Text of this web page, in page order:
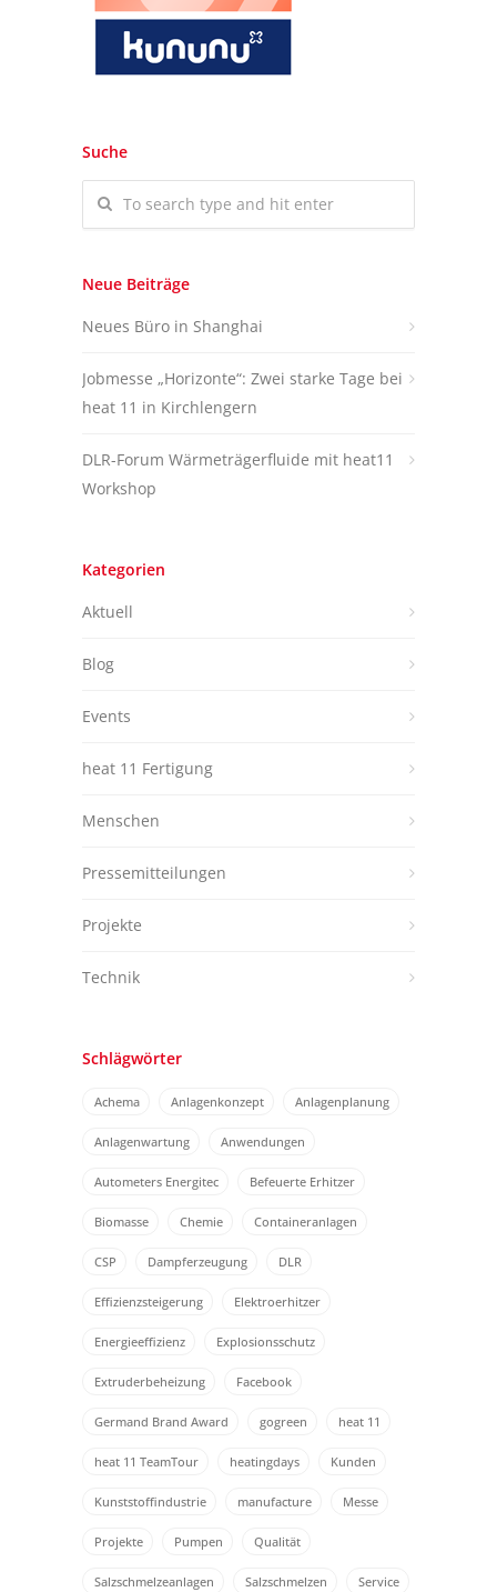
Suche
Neue Beiträge
Neues Büro in Shanghai
Jobmesse „Horizonte“: Zwei starke Tage bei
heat 11 in Kirchlengern
DLR-Forum Wärmeträgerfluide mit heat11
Workshop
Kategorien
Aktuell
Blog
Events
heat 11 Fertigung
Menschen
Pressemitteilungen
Projekte
Technik
Schlägwörter
Achema Anlagenkonzept Anlagenplanung
Anlagenwartung Anwendungen
Autometers Energitec Befeuerte Erhitzer
Biomasse Chemie Containeranlagen
CSP Dampferzeugung DLR
Effizienzsteigerung Elektroerhitzer
Energieeffizienz Explosionsschutz
Extruderbeheizung Facebook
Germand Brand Award gogreen heat 11
heat 11 TeamTour heatingdays Kunden
Kunststoffindustrie manufacture Messe
Projekte Pumpen Qualität
Salzschmelzeanlagen Salzschmelzen Service